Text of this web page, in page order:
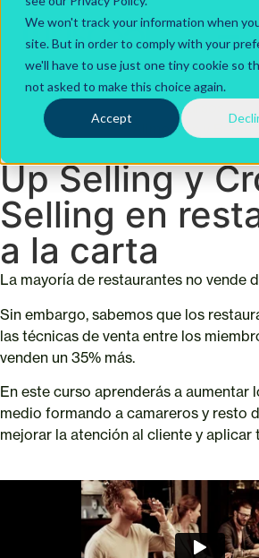
We won't track your information when
site. But in order to comply with your
we'll have to use just one tiny cookie so
not asked to make this choice again.
Accept
Cursos
Alimentos y Bebidas
Up Selling y
Selling en
a la carta
La mayoría de restaurantes no vende
Sin embargo, sabemos que los
las técnicas de venta entre los
venden un 35% más.
En este curso aprenderás a aumentar
medio formando a camareros y resto
mejorar la atención al cliente y aplicar